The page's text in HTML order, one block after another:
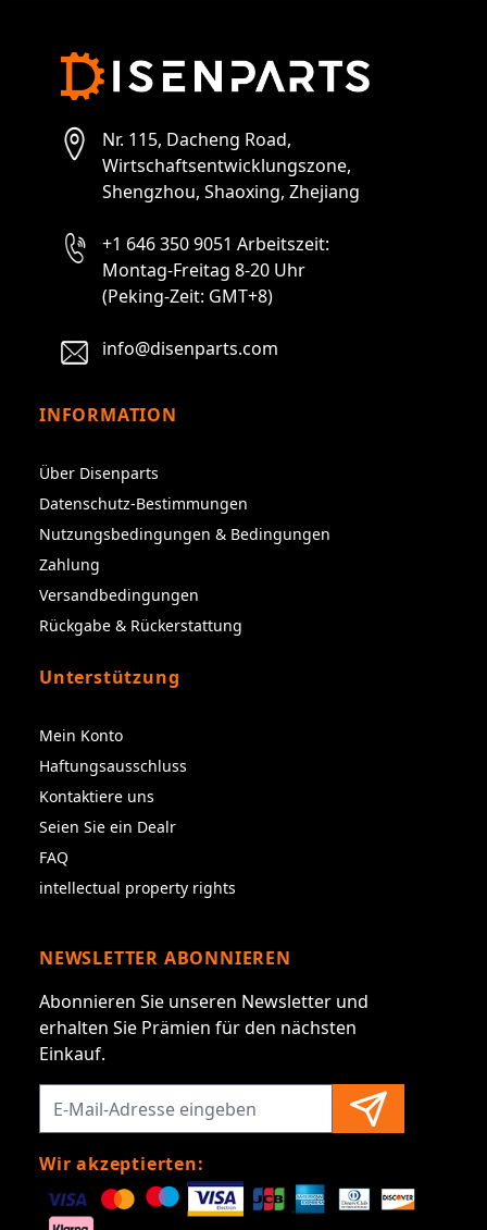
Nr. 115, Dacheng Road,
Wirtschaftsentwicklungszone,
Shengzhou, Shaoxing, Zhejiang
+1 646 350 9051 Arbeitszeit:
Montag-Freitag 8-20 Uhr
(Peking-Zeit: GMT+8)
info@disenparts.com
INFORMATION
Über Disenparts
Datenschutz-Bestimmungen
Nutzungsbedingungen & Bedingungen
Zahlung
Versandbedingungen
Rückgabe & Rückerstattung
Unterstützung
Mein Konto
Haftungsausschluss
Kontaktiere uns
Seien Sie ein Dealr
FAQ
intellectual property rights
NEWSLETTER ABONNIEREN
Abonnieren Sie unseren Newsletter und
erhalten Sie Prämien für den nächsten
Einkauf.
Wir akzeptierten: